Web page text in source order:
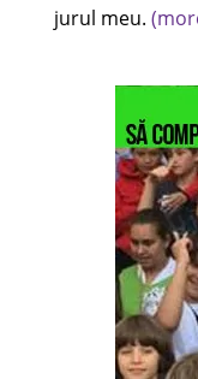
jurul meu.